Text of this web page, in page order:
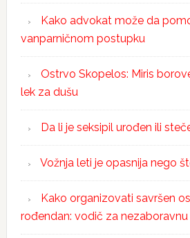
Kako advokat može da
vanparničnom postupku
Ostrvo Skopelos: Miris
lek za dušu
Da li je seksipil urođen ili
Vožnja leti je opasnija nego
Kako organizovati savršen
rođendan: vodič za